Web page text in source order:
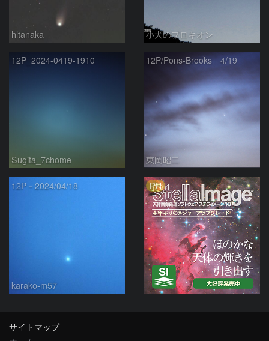
hltanaka 小犬のプロキオン
12P_2024-0419-1910
Sugita_7chome
12P/Pons-Brooks 4/19
東岡昭二
12P－2024/04/18
karako-m57
PR
サイトマップ